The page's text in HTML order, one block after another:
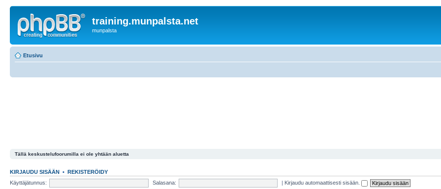
training.munpalsta.net
munpalsta
Etusivu
Tällä keskustelufoorumilla ei ole yhtään aluetta
KIRJAUDU SISÄÄN • REKISTERÖIDY
Käyttäjätunnus:
Salasana: | Kirjaudu automaattisesti sisään.